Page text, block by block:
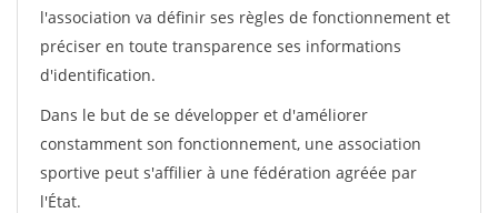
l'association va définir ses règles de fonctionnement et
préciser en toute transparence ses informations
d'identification.
Dans le but de se développer et d'améliorer
constamment son fonctionnement, une association
sportive peut s'affilier à une fédération agréée par
l'État.